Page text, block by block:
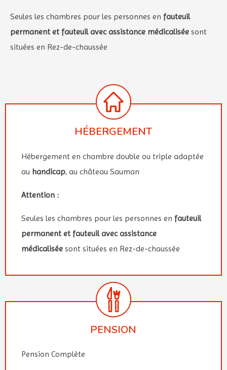
Seules les chambres pour les personnes en fauteuil
permanent et fauteuil avec assistance médicalisée sont
situées en Rez-de-chaussée
HÉBERGEMENT
Hébergement en chambre double ou triple adaptée
au handicap, au château Sauman
Attention :
Seules les chambres pour les personnes en fauteuil
permanent et fauteuil avec assistance
médicalisée sont situées en Rez-de-chaussée
PENSION
Pension Complète